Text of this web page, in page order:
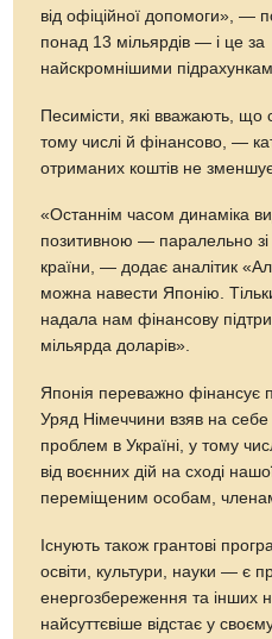
від офіційної допомоги», —
понад 13 мільярдів — і це за
найскромнішими
Песимісти, які вважають, що
тому числі й фінансово, —
отриманих коштів не
«Останнім часом динаміка
позитивною — паралельно зi
країни, — додає аналітик
можна навести Японію.
надала нам фінансову
мільярда доларів».
Японія переважно фінансує
Уряд Німеччини взяв на себе
проблем в Україні, у тому
від воєнних дій на сході
переміщеним особам,
Існують також грантові
освіти, культури, науки — є
енергозбереження та інших
найсуттєвіше відстає у